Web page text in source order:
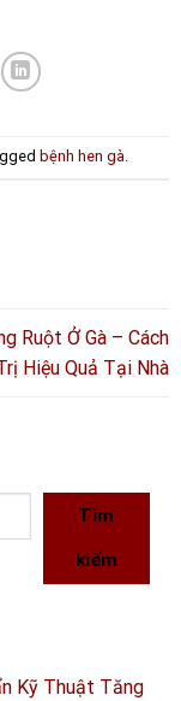
bệnh hen gà.
Ruột Ở Gà – Cách
Hiệu Quả Tại Nhà
Tìm
kiếm
Kỹ Thuật Tăng